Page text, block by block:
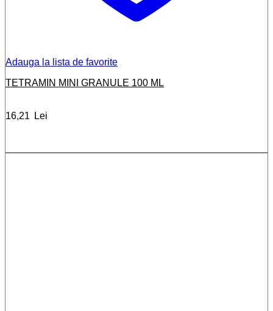
Adauga la lista de favorite
TETRAMIN MINI GRANULE 100 ML
16,21 Lei